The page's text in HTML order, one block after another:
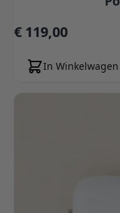
€ 119,00
In Winkelwagen